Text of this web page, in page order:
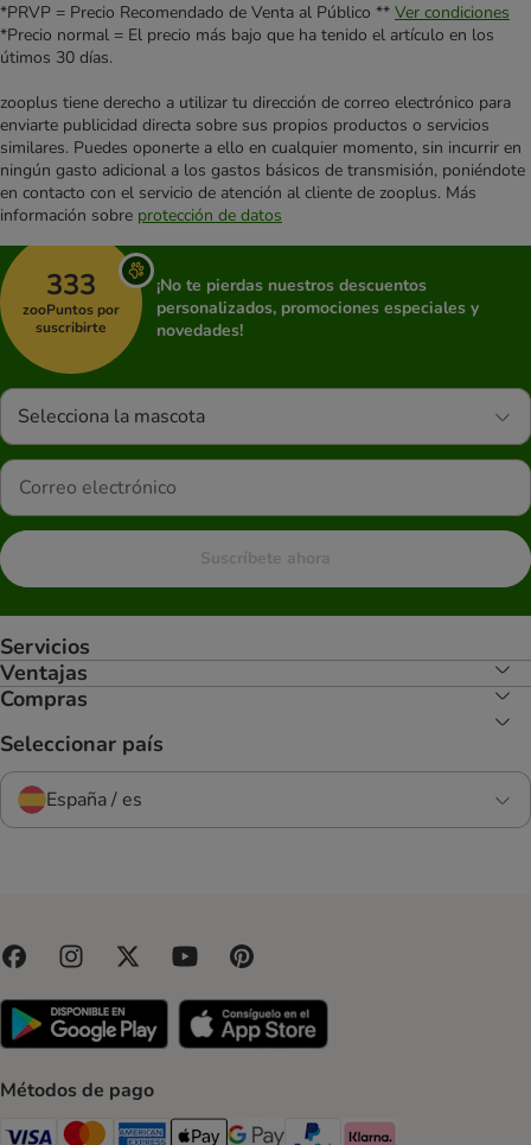
*PRVP = Precio Recomendado de Venta al Público ** Ver condiciones
*Precio normal = El precio más bajo que ha tenido el artículo en los
útimos 30 días.
zooplus tiene derecho a utilizar tu dirección de correo electrónico para
enviarte publicidad directa sobre sus propios productos o servicios
similares. Puedes oponerte a ello en cualquier momento, sin incurrir en
ningún gasto adicional a los gastos básicos de transmisión, poniéndote
en contacto con el servicio de atención al cliente de zooplus. Más
información sobre protección de datos
333
zooPuntos por
suscribirte
¡No te pierdas nuestros descuentos
personalizados, promociones especiales y
novedades!
Selecciona la mascota
Suscríbete ahora
Servicios
Ventajas
Compras
Seleccionar país
España / es
Métodos de pago